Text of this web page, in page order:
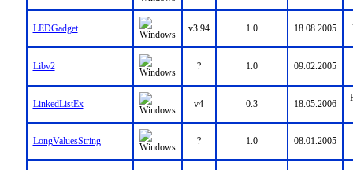
LEDGadget v3.94 1.0 18.08.2005
Libv2 ? 1.0 09.02.2005
LinkedListEx v4 0.3 18.05.2006
LongValuesString ? 1.0 08.01.2005